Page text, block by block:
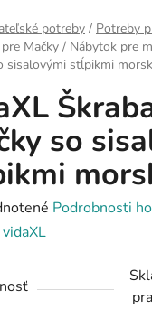
potreby / Potreby
Mačky / Nábytok pre
sisalovými stĺpikmi
so
Podrobnosti
vidaXL